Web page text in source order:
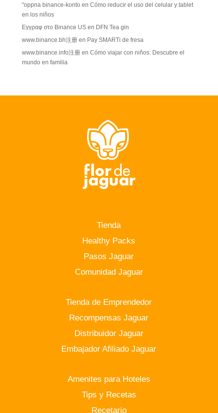
"oppna binance-konto en Cómo reducir el uso del celular y tablet
en los niños
Εγγραφ στο Binance USen DFN Tea gin
www.binance.bh注册en Pay SMARTi de fresa
www.binance.info注册en Cómo viajar con niños: Descubre el
mundo en familia
Tienda
Healthy Packs
Pasos Jaguar
Comunidad Jaguar
Tienda de Emprendedor
Recompensas Jaguar
Distribuidor Jaguar
Embajador Afiliado Jaguar
Amenites para Hoteles
Tips y Recetas
Recetario